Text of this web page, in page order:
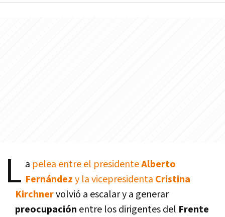
L a pelea entre el presidenteAlberto
Fernándezy la vicepresidenta Cristina
Kirchnervolvió a escalar y a generar
preocupación entre los dirigentes del Frente